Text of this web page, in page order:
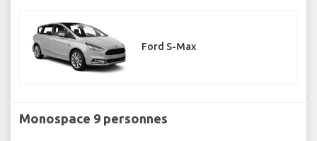
Ford S-Max
Monospace 9 personnes